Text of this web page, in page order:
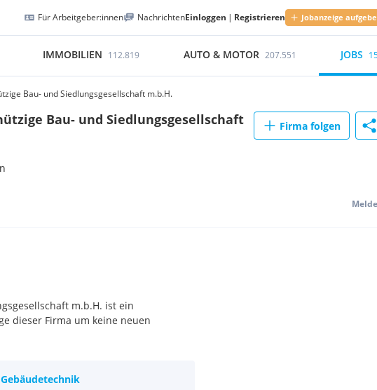
Für Arbeitgeber:innen NachrichtenEinloggen | Registrieren Jobanzeige
IMMOBILIEN 112.819 AUTO & MOTOR 207.551 JOBS
Bau- und Siedlungsgesellschaft m.b.H.
Bau- und Siedlungsgesellschaft
Firma folgen
m.b.H. ist ein
dieser Firma um keine neuen